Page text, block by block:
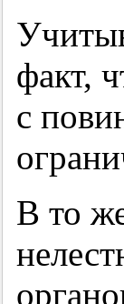
факт,
с
В то